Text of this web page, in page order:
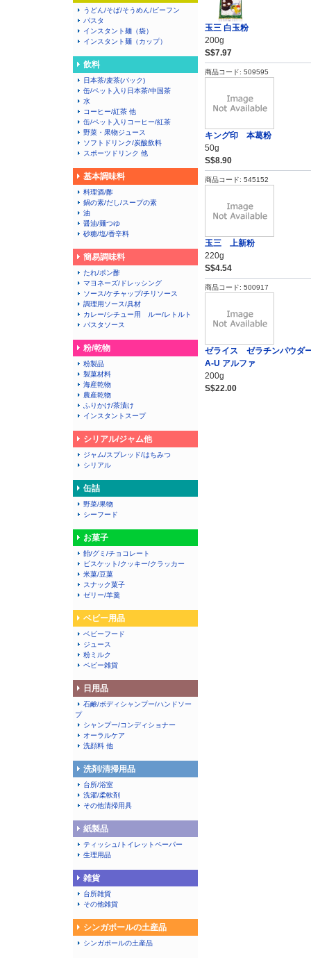
うどん/そば/そうめん/ビーフン
パスタ
インスタント麺（袋）
インスタント麺（カップ）
飲料
日本茶/麦茶(パック)
缶/ペット入り日本茶/中国茶
水
コーヒー/紅茶 他
缶/ペット入りコーヒー/紅茶
野菜・果物ジュース
ソフトドリンク/炭酸飲料
スポーツドリンク 他
基本調味料
料理酒/酢
鍋の素/だし/スープの素
油
醤油/麺つゆ
砂糖/塩/香辛料
簡易調味料
たれ/ポン酢
マヨネーズ/ドレッシング
ソース/ケチャップ/チリソース
調理用ソース/具材
カレー/シチュー用 ルー/レトルト
パスタソース
粉/乾物
粉製品
製菓材料
海産乾物
農産乾物
ふりかけ/茶漬け
インスタントスープ
シリアル/ジャム他
ジャム/スプレッド/はちみつ
シリアル
缶詰
野菜/果物
シーフード
お菓子
飴/グミ/チョコレート
ビスケット/クッキー/クラッカー
米菓/豆菓
スナック菓子
ゼリー/羊羹
ベビー用品
ベビーフード
ジュース
粉ミルク
ベビー雑貨
日用品
石鹸/ボディシャンプー/ハンドソー
プ
シャンプー/コンディショナー
オーラルケア
洗顔料 他
洗剤/清掃用品
台所/浴室
洗濯/柔軟剤
その他清掃用具
紙製品
ティッシュ/トイレットペーパー
生理用品
雑貨
台所雑貨
その他雑貨
シンガポールの土産品
シンガポールの土産品
玉三 白玉粉
200g
S$7.97
商品コード: 509595
キング印 本葛粉
50g
S$8.90
商品コード: 545152
玉三 上新粉
220g
S$4.54
商品コード: 500917
ゼライス ゼラチンパウ
A-U アルファ
200g
S$22.00